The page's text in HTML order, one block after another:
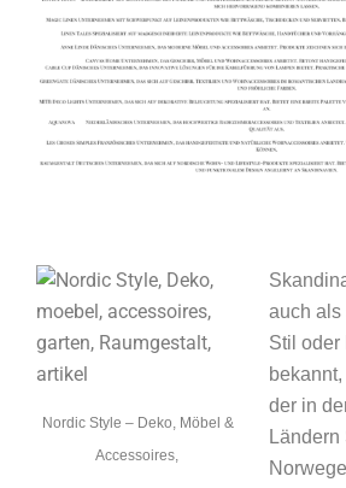
Nordic Style – Deko, Möbel &
Accessoires,
auch als
Stil oder
der in